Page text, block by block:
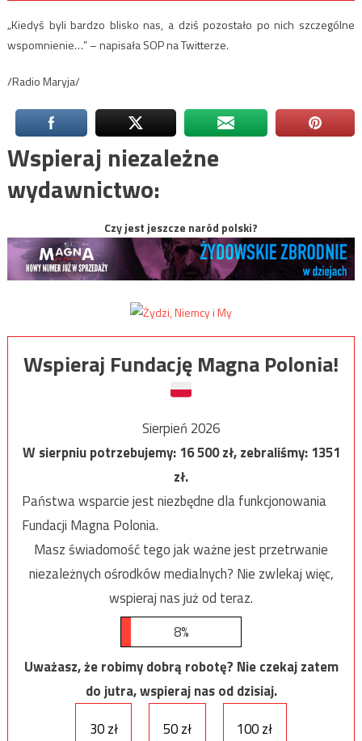
„Kiedyś byli bardzo blisko nas, a dziś pozostało po nich szczególne
wspomnienie…” – napisała SOP na Twitterze.
/Radio Maryja/
Wspieraj niezależne
wydawnictwo:
Czy jest jeszcze naród polski?
Wspieraj Fundację Magna Polonia!
Sierpień 2026
W sierpniu potrzebujemy:16 500zł, zebraliśmy:1351
zł.
Państwa wsparcie jest niezbędne dla funkcjonowania
Fundacji Magna Polonia.
Masz świadomość tego jak ważne jest przetrwanie
niezależnych ośrodków medialnych? Nie zwlekaj więc,
wspieraj nas już od teraz.
8%
Uważasz, że robimy dobrą robotę? Nie czekaj zatem
do jutra, wspieraj nas od dzisiaj.
30 zł
50 zł 100 zł